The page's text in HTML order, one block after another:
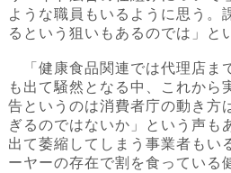
ような職員もいるように思う。
るという狙いもあるのでは」と
「健康食品関連では代理店ま
も出て騒然となる中、これから
告というのは消費者庁の動き方
ぎるのではないか」という声も
出て萎縮してしまう事業者もい
ーヤーの存在で割を食っている